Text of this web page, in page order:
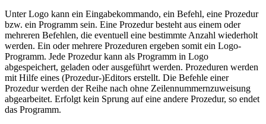
Unter Logo kann ein Eingabekommando, ein Befehl, eine Prozedur
bzw. ein Programm sein. Eine Prozedur besteht aus einem oder
mehreren Befehlen, die eventuell eine bestimmte Anzahl wiederholt
werden. Ein oder mehrere Prozeduren ergeben somit ein Logo-
Programm. Jede Prozedur kann als Programm in Logo
abgespeichert, geladen oder ausgeführt werden. Prozeduren werden
mit Hilfe eines (Prozedur-)Editors erstellt. Die Befehle einer
Prozedur werden der Reihe nach ohne Zeilennummernzuweisung
abgearbeitet. Erfolgt kein Sprung auf eine andere Prozedur, so endet
das Programm.